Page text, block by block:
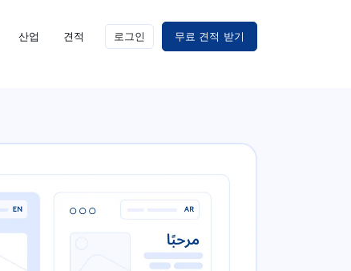
산업 견적 로그인 무료 견적 받기